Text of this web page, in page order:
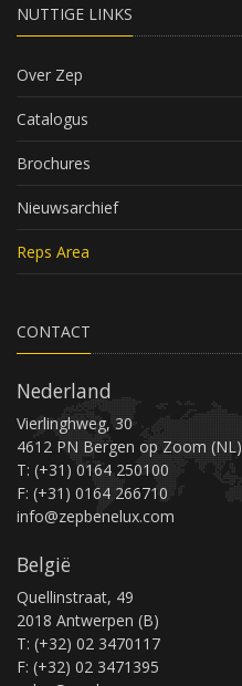
NUTTIGE LINKS
Over Zep
Catalogus
Brochures
Nieuwsarchief
Reps Area
CONTACT
Nederland
Vierlinghweg, 30
4612 PN Bergen op Zoom (NL)
T: (+31) 0164 250100
F: (+31) 0164 266710
info@zepbenelux.com
België
Quellinstraat, 49
2018 Antwerpen (B)
T: (+32) 02 3470117
F: (+32) 02 3471395